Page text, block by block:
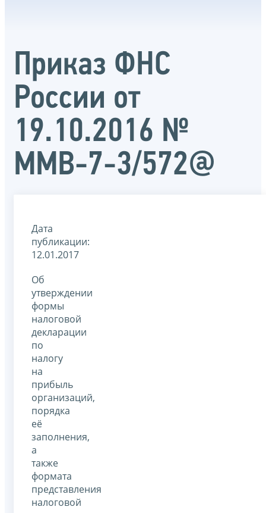
Приказ ФНС
России от
19.10.2016 №
ММВ-7-3/572@
Дата
публикации:
12.01.2017
Об
утверждении
формы
налоговой
декларации
по
налогу
на
прибыль
организаций,
порядка
её
заполнения,
а
также
формата
представления
налоговой